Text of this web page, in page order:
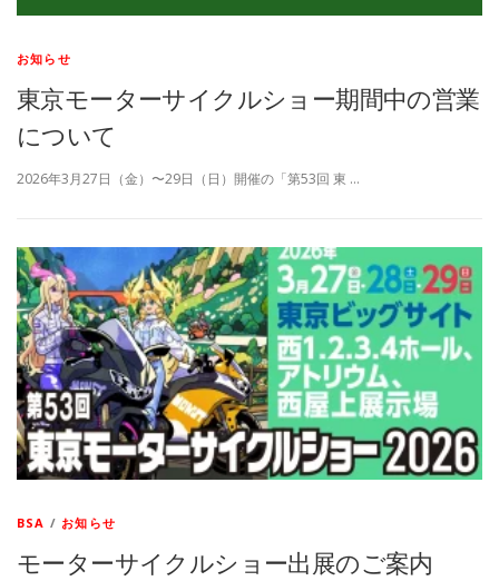
お知らせ
東京モーターサイクルショー期間中の営業
について
2026年3月27日（金）〜29日（日）開催の「第53回 東 …
BSA /お知らせ
モーターサイクルショー出展のご案内